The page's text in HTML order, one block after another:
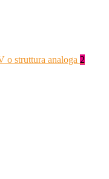
o struttura analoga 2